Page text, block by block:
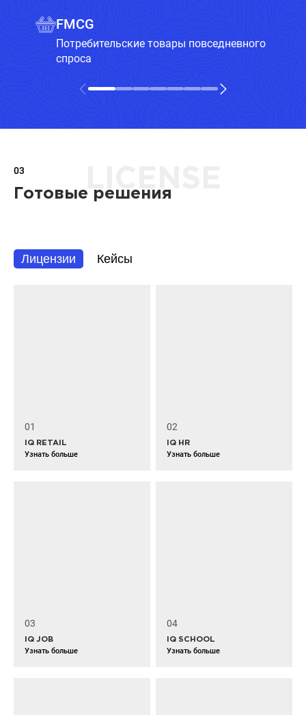
FMCG
Потребительские товары повседневного
спроса
03
Готовые решения
Лицензии Кейсы
01
IQ RETAIL
Узнать больше
02
IQ HR
Узнать больше
03
IQ JOB
Узнать больше
04
IQ SCHOOL
Узнать больше